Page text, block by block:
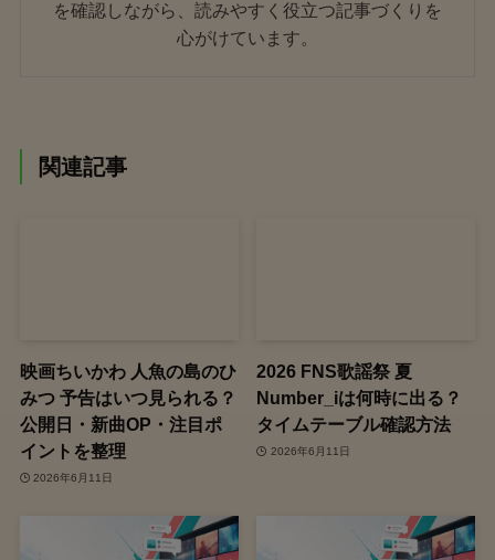
を確認しながら、読みやすく役立つ記事づくりを
心がけています。
関連記事
映画ちいかわ 人魚の島のひ
みつ 予告はいつ見られる？
公開日・新曲OP・注目ポ
イントを整理
2026年6月11日
2026 FNS歌謡祭 夏
Number_iは何時に出る？
タイムテーブル確認方法
2026年6月11日